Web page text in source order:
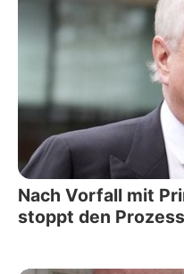
Nach Vorfall mit
stoppt den Prozess